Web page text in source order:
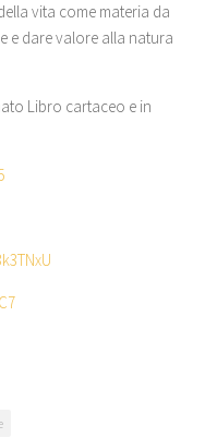
vita come materia da
e dare valore alla natura
Libro cartaceo e in